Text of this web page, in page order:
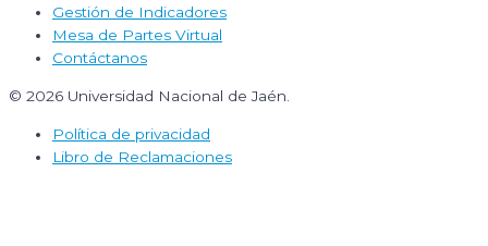
Gestión de Indicadores
Mesa de Partes Virtual
Contáctanos
© 2026 Universidad Nacional de Jaén.
Política de privacidad
Libro de Reclamaciones